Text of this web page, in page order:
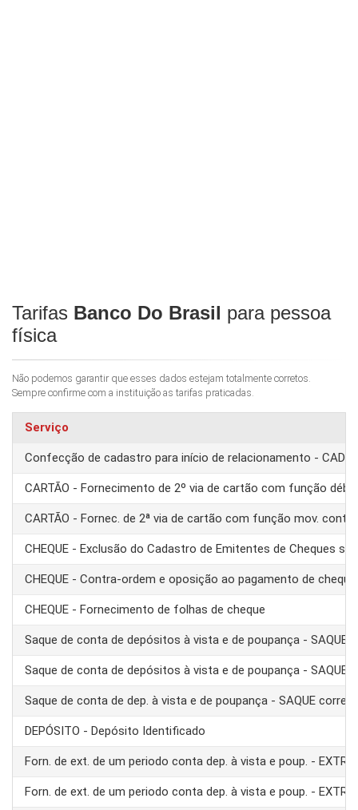
Tarifas Banco Do Brasil para pessoa
física
Não podemos garantir que esses dados estejam totalmente corretos.
Sempre confirme com a instituição as tarifas praticadas.
Serviço
Confecção de cadastro para início de relacionamento -
CARTÃO - Fornecimento de 2º via de cartão com função
CARTÃO - Fornec. de 2ª via de cartão com função mov. conta
CHEQUE - Exclusão do Cadastro de Emitentes de Cheques
CHEQUE - Contra-ordem e oposição ao pagamento de cheque
CHEQUE - Fornecimento de folhas de cheque
Saque de conta de depósitos à vista e de poupança - SAQUE
Saque de conta de depósitos à vista e de poupança - SAQUE
Saque de conta de dep. à vista e de poupança - SAQUE
DEPÓSITO - Depósito Identificado
Forn. de ext. de um periodo conta dep. à vista e poup. -
Forn. de ext. de um periodo conta dep. à vista e poup. -